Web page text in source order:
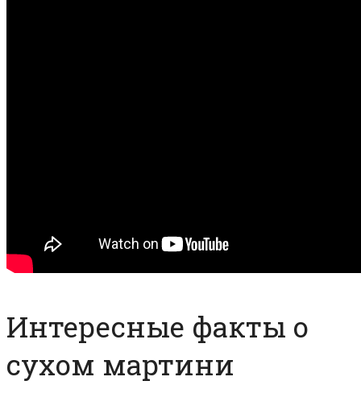
Интересные факты о
сухом мартини